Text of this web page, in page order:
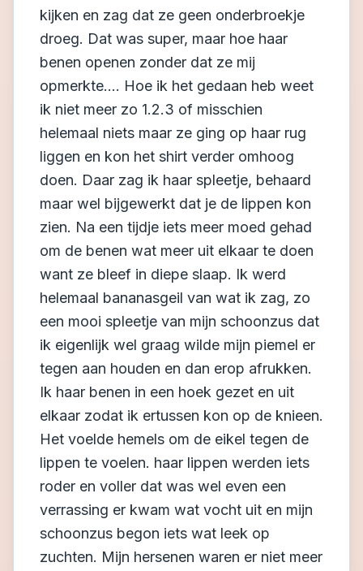
kijken en zag dat ze geen onderbroekje
droeg. Dat was super, maar hoe haar
benen openen zonder dat ze mij
opmerkte.... Hoe ik het gedaan heb weet
ik niet meer zo 1.2.3 of misschien
helemaal niets maar ze ging op haar rug
liggen en kon het shirt verder omhoog
doen. Daar zag ik haar spleetje, behaard
maar wel bijgewerkt dat je de lippen kon
zien. Na een tijdje iets meer moed gehad
om de benen wat meer uit elkaar te doen
want ze bleef in diepe slaap. Ik werd
helemaal bananasgeil van wat ik zag, zo
een mooi spleetje van mijn schoonzus dat
ik eigenlijk wel graag wilde mijn piemel er
tegen aan houden en dan erop afrukken.
Ik haar benen in een hoek gezet en uit
elkaar zodat ik ertussen kon op de knieen.
Het voelde hemels om de eikel tegen de
lippen te voelen. haar lippen werden iets
roder en voller dat was wel even een
verrassing er kwam wat vocht uit en mijn
schoonzus begon iets wat leek op
zuchten. Mijn hersenen waren er niet meer